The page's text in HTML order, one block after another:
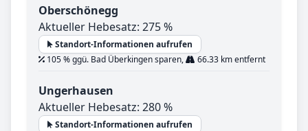
Oberschönegg
Aktueller Hebesatz: 275 %
Standort-Informationen aufrufen
105 % ggü. Bad Überkingen sparen,
66.33 km entfernt
Ungerhausen
Aktueller Hebesatz: 280 %
Standort-Informationen aufrufen